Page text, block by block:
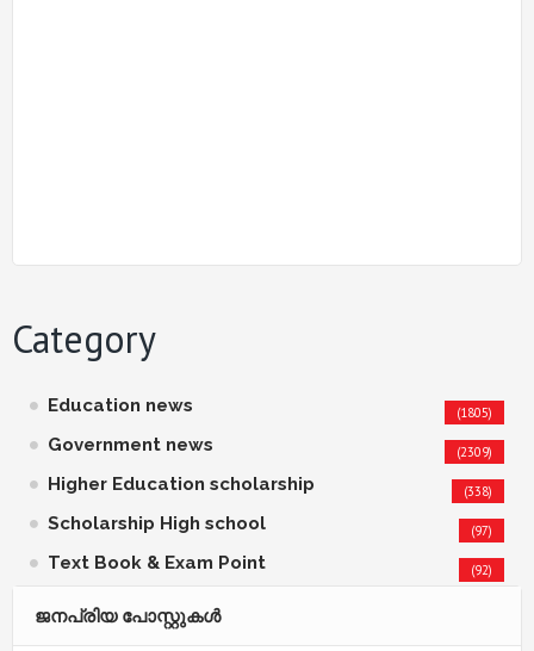
Category
Education news (1805)
Government news (2309)
Higher Education scholarship (338)
Scholarship High school (97)
Text Book & Exam Point (92)
ജനപ്രിയ പോസ്റ്റുകള്‍‌